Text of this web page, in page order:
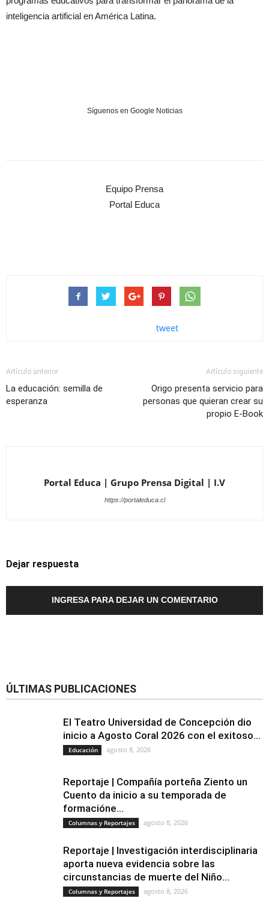
inteligencia artificial en América Latina.
Síguenos en Google Noticias
Equipo Prensa
Portal Educa
tweet
Artículo anterior
La educación: semilla de
esperanza
Artículo siguiente
Origo presenta servicio para
personas que quieran crear su
propio E-Book
Portal Educa | Grupo Prensa Digital | I.V
https://portaleduca.cl
Dejar respuesta
INGRESA PARA DEJAR UN COMENTARIO
ÚLTIMAS PUBLICACIONES
El Teatro Universidad de Concepción dio
inicio a Agosto Coral 2026 con el exitoso...
Educación agosto 8, 2026
Reportaje | Compañía porteña Ziento un
Cuento da inicio a su temporada de
formacióne...
Columnas y Reportajes agosto 8, 2026
Reportaje | Investigación interdisciplinaria
aporta nueva evidencia sobre las
circunstancias de muerte del Niño...
Columnas y Reportajes agosto 8, 2026